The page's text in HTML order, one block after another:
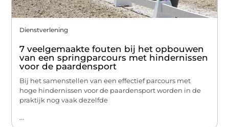
Dienstverlening
7 veelgemaakte fouten bij het opbouwen
van een springparcours met hindernissen
voor de paardensport
Bij het samenstellen van een effectief parcours met
hoge hindernissen voor de paardensport worden in de
praktijk nog vaak dezelfde
...